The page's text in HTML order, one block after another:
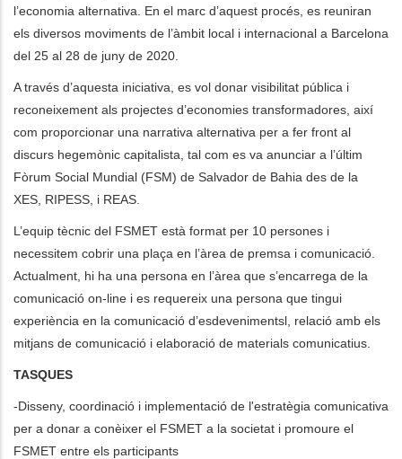
l’economia alternativa. En el marc d’aquest procés, es reuniran
els diversos moviments de l’àmbit local i internacional a Barcelona
del 25 al 28 de juny de 2020.
A través d’aquesta iniciativa, es vol donar visibilitat pública i
reconeixement als projectes d’economies transformadores, així
com proporcionar una narrativa alternativa per a fer front al
discurs hegemònic capitalista, tal com es va anunciar a l’últim
Fòrum Social Mundial (FSM) de Salvador de Bahia des de la
XES, RIPESS, i REAS.
L’equip tècnic del FSMET està format per 10 persones i
necessitem cobrir una plaça en l’àrea de premsa i comunicació.
Actualment, hi ha una persona en l’àrea que s’encarrega de la
comunicació on-line i es requereix una persona que tingui
experiència en la comunicació d’esdevenimentsl, relació amb els
mitjans de comunicació i elaboració de materials comunicatius.
TASQUES
-Disseny, coordinació i implementació de l'estratègia comunicativa
per a donar a conèixer el FSMET a la societat i promoure el
FSMET entre els participants